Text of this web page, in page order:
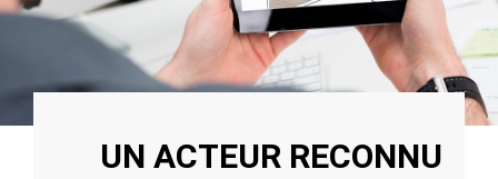
UN ACTEUR RECONNU